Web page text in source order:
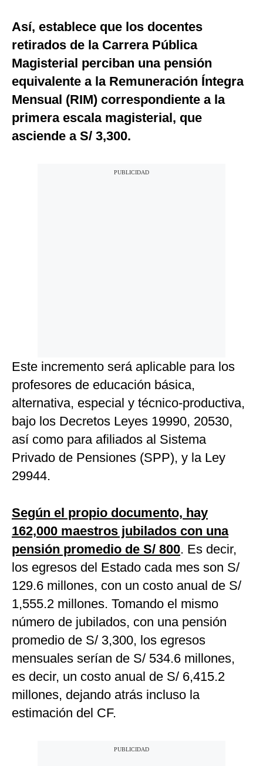
Así, establece que los docentes
retirados de la Carrera Pública
Magisterial perciban una pensión
equivalente a la Remuneración Íntegra
Mensual (RIM) correspondiente a la
primera escala magisterial, que
asciende a S/ 3,300.
Este incremento será aplicable para los
profesores de educación básica,
alternativa, especial y técnico-productiva,
bajo los Decretos Leyes 19990, 20530,
así como para afiliados al Sistema
Privado de Pensiones (SPP), y la Ley
29944.
Según el propio documento, hay
162,000 maestros jubilados con una
pensión promedio de S/ 800. Es decir,
los egresos del Estado cada mes son S/
129.6 millones, con un costo anual de S/
1,555.2 millones. Tomando el mismo
número de jubilados, con una pensión
promedio de S/ 3,300, los egresos
mensuales serían de S/ 534.6 millones,
es decir, un costo anual de S/ 6,415.2
millones, dejando atrás incluso la
estimación del CF.